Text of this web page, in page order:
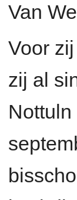
Van
Voor
zij al